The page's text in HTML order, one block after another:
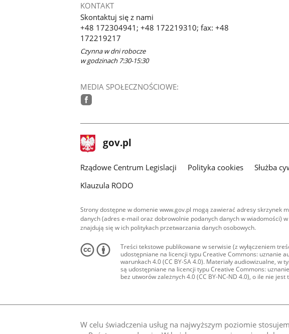
W celu świadczenia usług na najwyższym poziomie
KONTAKT
Skontaktuj się z nami
+48 172304941; +48 172219310; fax: +48
172219217
Czynna w dni robocze
w godzinach 7:30-15:30
MEDIA SPOŁECZNOŚCIOWE:
stopka
gov.pl Strona
gov.pl
Rządowe Centrum Legislacji Polityka cookies Służba
Klauzula RODO
Strony dostępne w domenie www.gov.pl mogą zawierać adresy skrzynek
danych (adres e-mail oraz dobrowolnie podanych danych w wiadomości)
znajdują się w ich politykach przetwarzania danych osobowych.
Treści tekstowe publikowane w serwisie (z wyłączeniem
udostępniane na licencji typu Creative Commons: uznanie
warunkach 4.0 (CC BY-SA 4.0). Materiały audiowizualne, w
są udostępniane na licencji typu Creative Commons:
bez utworów zależnych 4.0 (CC BY-NC-ND 4.0), o ile nie